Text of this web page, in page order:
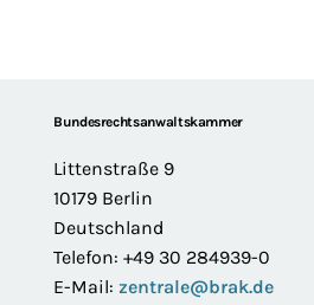
FooterBundesrechtsanwaltskammer
Littenstraße 9
10179 Berlin
Deutschland
Telefon: +49 30 284939-0
E-Mail: zentrale@brak.de